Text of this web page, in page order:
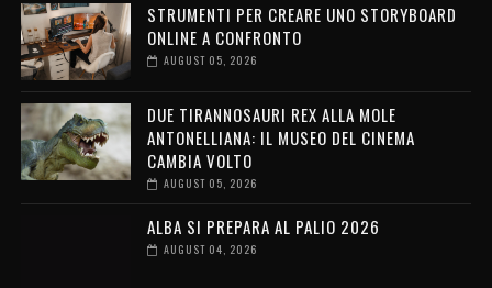
STRUMENTI PER CREARE UNO STORYBOARD
ONLINE A CONFRONTO
AUGUST 05, 2026
DUE TIRANNOSAURI REX ALLA MOLE
ANTONELLIANA: IL MUSEO DEL CINEMA
CAMBIA VOLTO
AUGUST 05, 2026
ALBA SI PREPARA AL PALIO 2026
AUGUST 04, 2026